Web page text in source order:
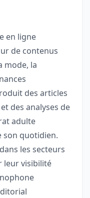
en ligne
de contenus
mode, la
des articles
des analyses de
adulte
son quotidien.
les secteurs
leur visibilité